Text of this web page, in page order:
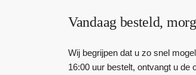
Vandaag besteld,
Wij begrijpen dat u zo snel
16:00 uur bestelt, ontvangt u de